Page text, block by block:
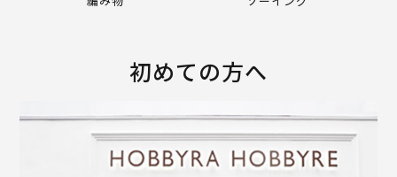
初めての方へ